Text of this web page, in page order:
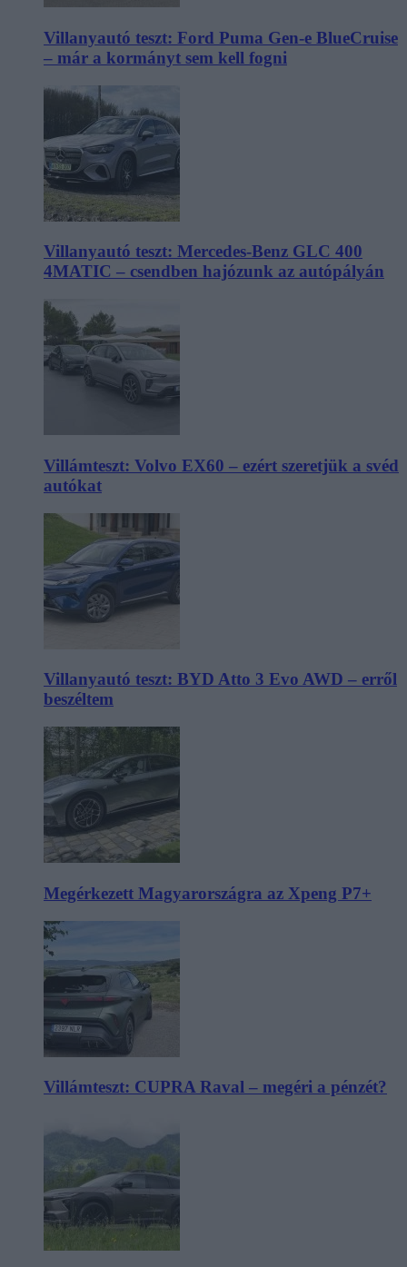
Villanyautó teszt: Ford Puma Gen-e BlueCruise
– már a kormányt sem kell fogni
Villanyautó teszt: Mercedes-Benz GLC 400
4MATIC – csendben hajózunk az autópályán
Villámteszt: Volvo EX60 – ezért szeretjük a svéd
autókat
Villanyautó teszt: BYD Atto 3 Evo AWD – erről
beszéltem
Megérkezett Magyarországra az Xpeng P7+
Villámteszt: CUPRA Raval – megéri a pénzét?